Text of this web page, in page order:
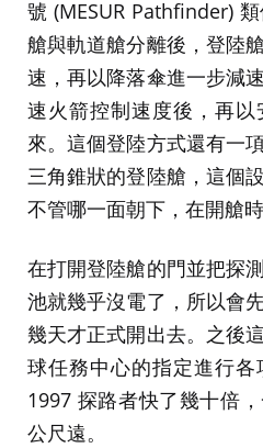
號 (MESUR Pathfinder)
艙與軌道艙分離後，登陸
速，再以降落傘進一步減
速火箭控制速度後，再
來。這個登陸方式還有一
三角錐狀的登陸艙，這個
不管哪一面朝下，在開艙
在打開登陸艙的門並把探
池就幾乎沒電了，所以會
幾天才正式開出去。之後
球任務中心的指定進行
1997 探路者快了幾十倍
公尺遠。